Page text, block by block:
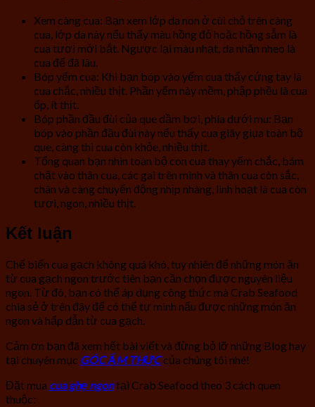
Xem càng cua: Bạn xem lớp da non ở cùi chỏ trên càng
cua, lớp da này nếu thấy màu hồng đỏ hoặc hồng sẫm là
cua tươi mới bắt. Ngược lại màu nhạt, da nhăn nheo là
cua để đã lâu.
Bóp yếm cua: Khi bạn bóp vào yếm cua thấy cứng tay là
cua chắc, nhiều thịt. Phần yếm này mềm, phập phều là cua
ốp, ít thịt.
Bóp phần đầu đùi của que dầm bơi, phía dưới mu: Bạn
bóp vào phần đầu đùi này nếu thấy cua giãy giụa toàn bộ
que, càng thì cua còn khỏe, nhiều thịt.
Tổng quan bạn nhìn toàn bộ con cua thay yếm chắc, bám
chặt vào thân cua, các gai trên mình và thân cua còn sắc,
chân và càng chuyển động nhịp nhàng, linh hoạt là cua còn
tươi, ngon, nhiều thịt.
Kết luận
Chế biến cua gạch không quá khó, tuy nhiên để những món ăn
từ cua gạch ngon trước tiên bạn cần chọn được nguyên liệu
ngon. Từ đó, bạn có thể áp dụng công thức mà Crab Seafood
chia sẻ ở trên đây để có thể tự mình nấu được những món ăn
ngon và hấp dẫn từ cua gạch.
Cảm ơn bạn đã xem hết bài viết và đừng bỏ lỡ những Blog hay
tại chuyên mục GÓC ẨM THỰCcủa chúng tôi nhé!
Đặt mua cua ghẹ ngontại Crab Seafood theo 3 cách quen
thuộc: